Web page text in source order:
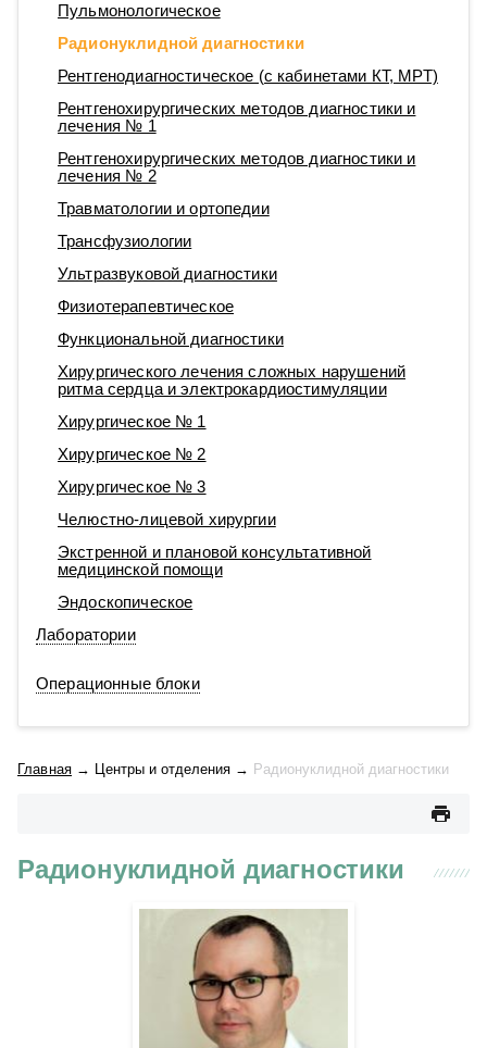
Пульмонологическое
Радионуклидной диагностики
Рентгенодиагностическое (с кабинетами КТ, МРТ)
Рентгенохирургических методов диагностики и
лечения № 1
Рентгенохирургических методов диагностики и
лечения № 2
Травматологии и ортопедии
Трансфузиологии
Ультразвуковой диагностики
Физиотерапевтическое
Функциональной диагностики
Хирургического лечения сложных нарушений
ритма сердца и электрокардиостимуляции
Хирургическое № 1
Хирургическое № 2
Хирургическое № 3
Челюстно-лицевой хирургии
Экстренной и плановой консультативной
медицинской помощи
Эндоскопическое
Лаборатории
Операционные блоки
Главная → Центры и отделения → Радионуклидной диагностики
Радионуклидной диагностики